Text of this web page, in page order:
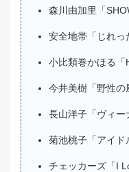
森川由加里「
安全地帯「じれっ
小比類巻かほる「
今井美樹「野性の
長山洋子「ヴィー
菊池桃子「アイド
チェッカーズ「I